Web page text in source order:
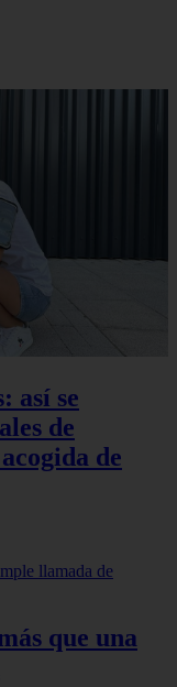
así se
de
de
que una